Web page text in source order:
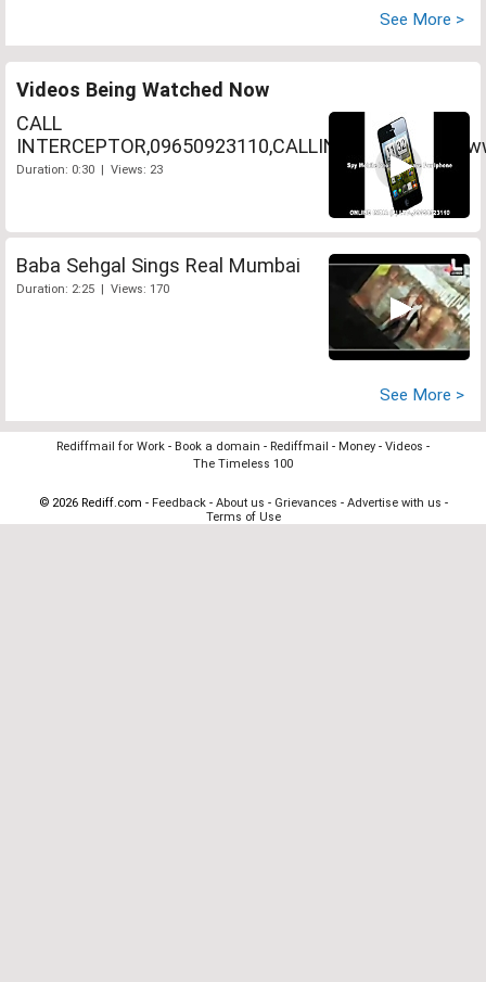
See More >
Videos Being Watched Now
CALL
Duration: 0:30 | Views: 23
Baba Sehgal Sings Real Mumbai
Duration: 2:25 | Views: 170
See More >
Rediffmail for Work - Book a domain - Rediffmail - Money - Videos -
The Timeless 100
© 2026 Rediff.com - Feedback- About us - Grievances - Advertise with us -
Terms of Use